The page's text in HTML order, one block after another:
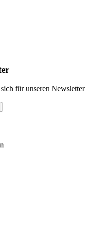
für unseren Newsletter